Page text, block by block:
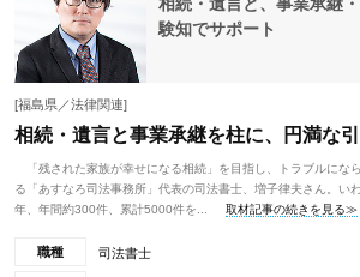
験知でサポート
[福島県／法律関連]
相続・遺言と事業承継を柱に、円満な
「残された家族が幸せになる相続」を目指し、トラブルにな
る「あすなろ司法事務所」代表の司法書士、増子律夫さん。い
年、年間約300件、累計5000件を...
取材記事の続きを見る≫
職種 司法書士